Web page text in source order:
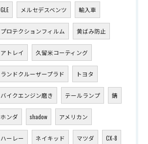
GLE メルセデスベンツ 輸入車
プロテクションフィルム 黄ばみ防止
アトレイ 久留米コーティング
ランドクルーザープラド トヨタ
バイクエンジン磨き テールランプ 錆
ホンダ shadow アメリカン
ハーレー ネイキッド マツダ CX-8